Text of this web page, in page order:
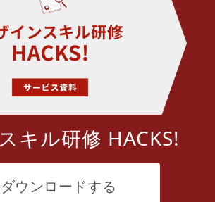
キル研修 HACKS!
ウンロードする